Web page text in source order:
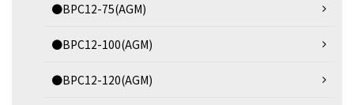
●BPC12-75(AGM)
●BPC12-100(AGM)
●BPC12-120(AGM)